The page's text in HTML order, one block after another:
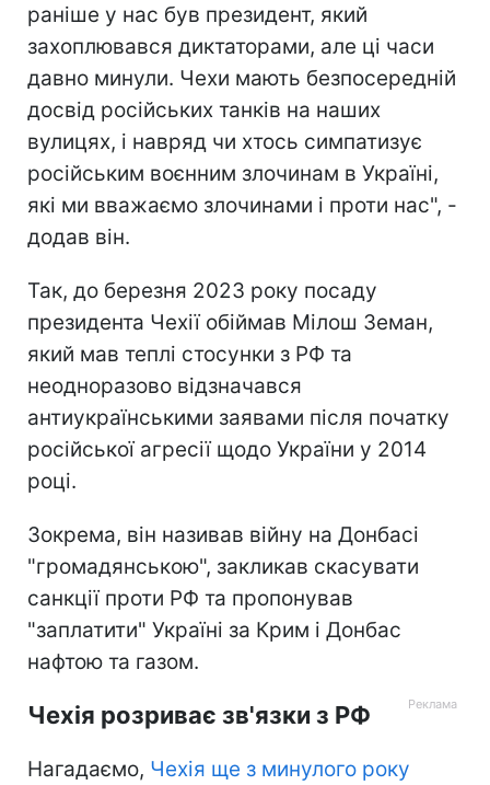
раніше у нас був президент, який
захоплювався диктаторами, але ці часи
давно минули. Чехи мають безпосередній
досвід російських танків на наших
вулицях, і навряд чи хтось симпатизує
російським воєнним злочинам в Україні,
які ми вважаємо злочинами і проти нас", -
додав він.
Так, до березня 2023 року посаду
президента Чехії обіймав Мілош Земан,
який мав теплі стосунки з РФ та
неодноразово відзначався
антиукраїнськими заявами після початку
російської агресії щодо України у 2014
році.
Зокрема, він називав війну на Донбасі
"громадянською", закликав скасувати
санкції проти РФ та пропонував
"заплатити" Україні за Крим і Донбас
нафтою та газом.
Чехія розриває зв'язки з РФ
Нагадаємо, Чехія ще з минулого року